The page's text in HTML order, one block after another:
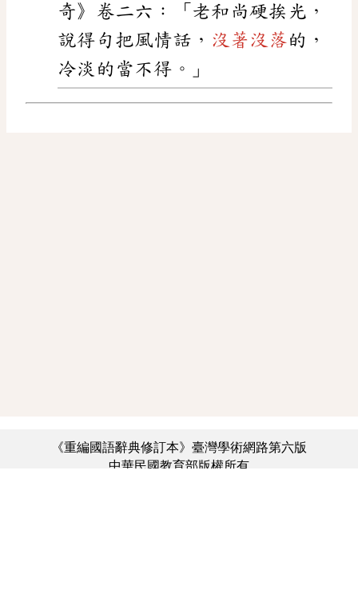
奇》卷二六：「老和尚硬挨光，
說得句把風情話， 沒著沒落的，
冷淡的當不得。」
《重編國語辭典修訂本》臺灣學術網路第六版
中華民國教育部版權所有